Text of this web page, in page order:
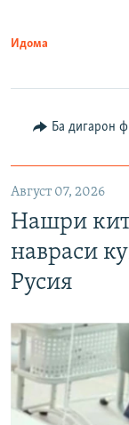
Идома
Ба дигарон
Август 07, 2026
Нашри
навраси
Русия